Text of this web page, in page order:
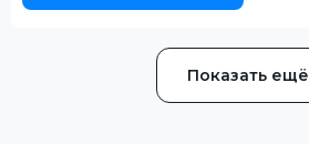
Показать ещё